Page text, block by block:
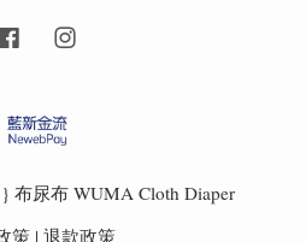
Facebook
布尿布 WUMA Cloth Diaper
策| 退款政策